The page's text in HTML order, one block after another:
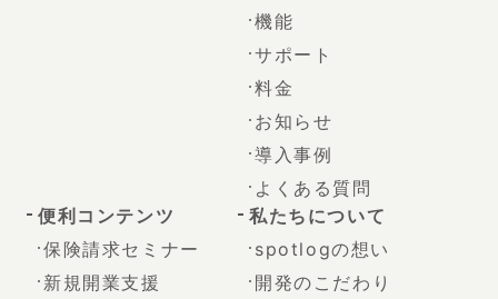
機能
サポート
料金
お知らせ
導入事例
よくある質問
便利コンテンツ
保険請求セミナー
新規開業支援
私たちについて
spotlogの想い
開発のこだわり